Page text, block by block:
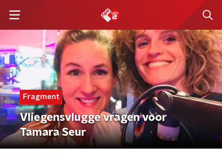
Fragment
Vliegensvlugge vragen voor
Tamara Seur